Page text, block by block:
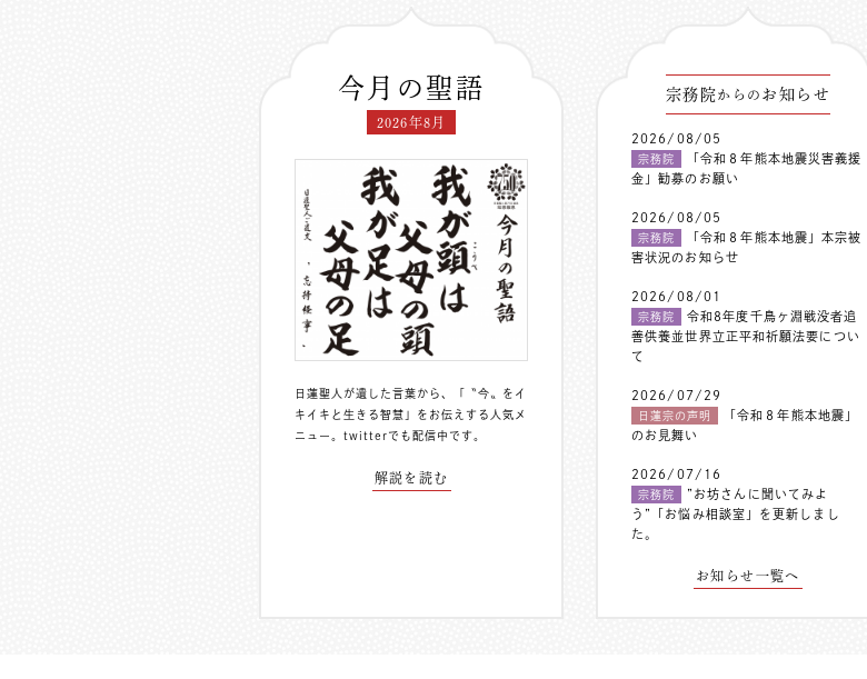
今月の聖語
2026年8月
日蓮聖人が遺した言葉から、「〝今〟をイ
キイキと生きる智慧」をお伝えする人気メ
ニュー。 twitterでも配信中 です。
解説を読む
宗務院からの お知らせ
2026/08/05
宗務院
「令和８年熊本地震災害義援
金」勧募のお願い
2026/08/05
宗務院
「令和８年熊本地震」本宗被
害状況のお知らせ
2026/08/01
宗務院
令和8年度千鳥ヶ淵戦没者追
善供養並世界立正平和祈願法要につい
て
2026/07/29
日蓮宗の声明
「令和８年熊本地震」
のお見舞い
2026/07/16
宗務院
”お坊さんに聞いてみよ
う”「お悩み相談室」を更新しまし
た。
お知らせ一覧へ